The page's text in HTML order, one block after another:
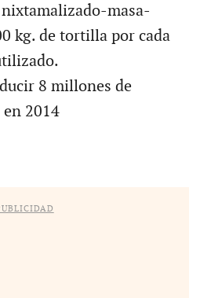
masa-
kg. de tortilla por cada